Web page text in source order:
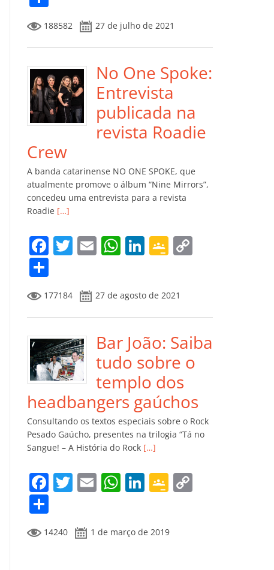
e
b
o
o
k
itt
er l s
A
p
p
e
dI
n
gl
e
Cl
a
ss
ro
m
Li
n
o
m
p
ar
til
h
ar
188582 27 de julho de 2021
No One Spoke:
Entrevista
publicada na
revista Roadie
Crew
A banda catarinense NO ONE SPOKE, que
atualmente promove o álbum “Nine Mirrors”,
concedeu uma entrevista para a revista
Roadie […]
F
e
b
o
o
k
T
itt
er
E
l
W
s
A
p
p
Li
e
dI
n
G
gl
e
Cl
a
ss
ro
o
m
Li
n
k
o
m
p
ar
til
h
ar
177184 27 de agosto de 2021
Bar João: Saiba
tudo sobre o
templo dos
headbangers gaúchos
Consultando os textos especiais sobre o Rock
Pesado Gaúcho, presentes na trilogia “Tá no
Sangue! – A História do Rock […]
F
e
T
itt
er
E
l
W
s
Li
e
G
gl
o
m
14240 1 de março de 2019